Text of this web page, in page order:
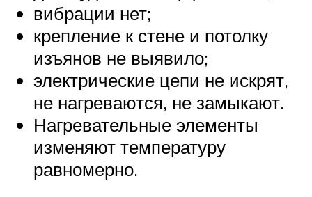
вибрации нет;
крепление к стене и потолку
изъянов не выявило;
электрические цепи не искрят,
не нагреваются, не замыкают.
Нагревательные элементы
изменяют температуру
равномерно.